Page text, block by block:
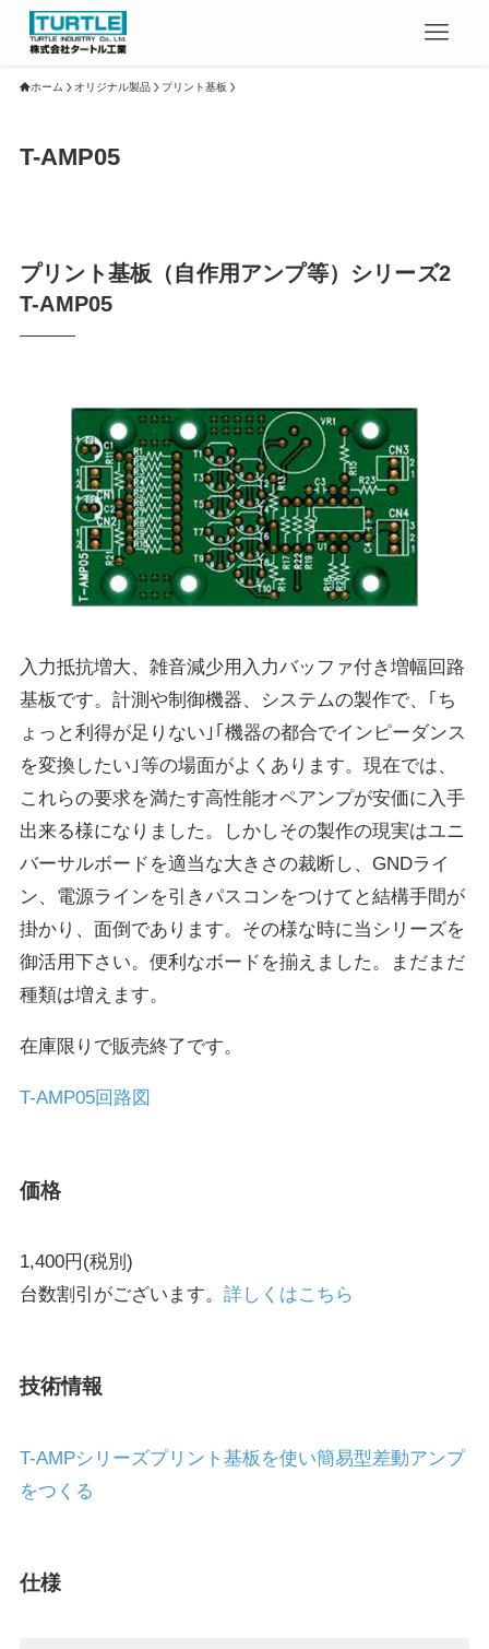
ホーム オリジナル製品 プリント基板
T-AMP05
プリント基板（自作用アンプ等）シリーズ2
T-AMP05
入力抵抗増大、雑音減少用入力バッファ付き増幅回路
基板です。計測や制御機器、システムの製作で、｢ち
ょっと利得が足りない｣｢機器の都合でインピーダンス
を変換したい｣等の場面がよくあります。現在では、
これらの要求を満たす高性能オペアンプが安価に入手
出来る様になりました。しかしその製作の現実はユニ
バーサルボードを適当な大きさの裁断し、GNDライ
ン、電源ラインを引きパスコンをつけてと結構手間が
掛かり、面倒であります。その様な時に当シリーズを
御活用下さい。便利なボードを揃えました。まだまだ
種類は増えます。
在庫限りで販売終了です。
T-AMP05回路図
価格
1,400円(税別)
台数割引がございます。 詳しくはこちら
技術情報
T-AMPシリーズプリント基板を使い簡易型差動アンプ
をつくる
仕様